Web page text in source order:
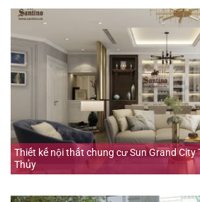
Thiết kế nội thất chung cư Sun Grand City
Thủy